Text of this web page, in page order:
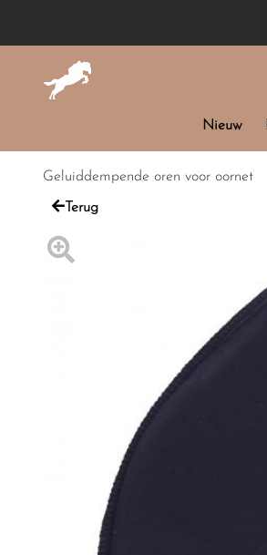
Nieuw
Geluiddempende oren voor oornet
Terug